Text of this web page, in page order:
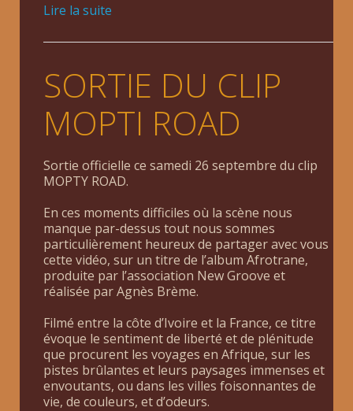
Lire la suite
SORTIE DU CLIP
MOPTI ROAD
Sortie officielle ce samedi 26 septembre du clip
MOPTY ROAD.
En ces moments difficiles où la scène nous
manque par-dessus tout nous sommes
particulièrement heureux de partager avec vous
cette vidéo, sur un titre de l’album Afrotrane,
produite par l’association New Groove et
réalisée par Agnès Brème.
Filmé entre la côte d’Ivoire et la France, ce titre
évoque le sentiment de liberté et de plénitude
que procurent les voyages en Afrique, sur les
pistes brûlantes et leurs paysages immenses et
envoutants, ou dans les villes foisonnantes de
vie, de couleurs, et d’odeurs.